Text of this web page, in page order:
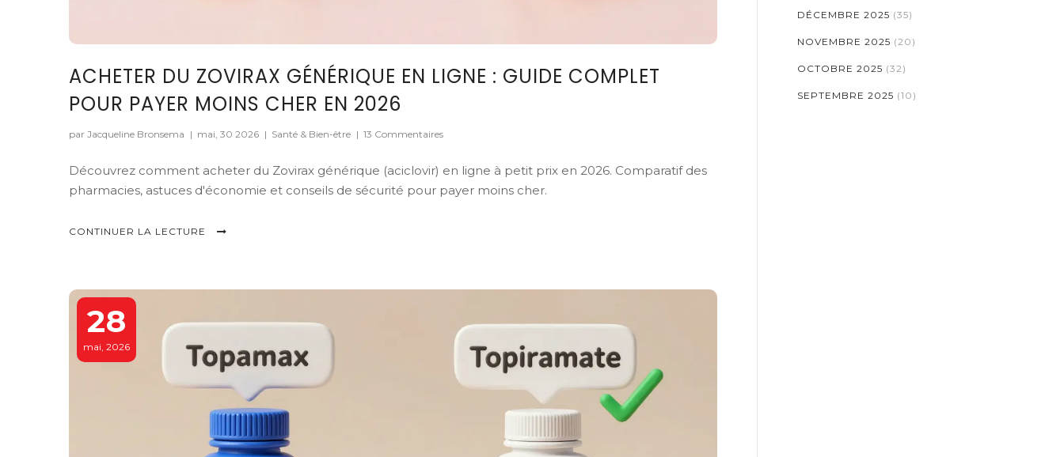
ACHETER DU ZOVIRAX GÉNÉRIQUE EN LIGNE : GUIDE COMPLET
POUR PAYER MOINS CHER EN 2026
par Jacqueline Bronsema | mai, 30 2026 | Santé & Bien-être | 13 Commentaires
Découvrez comment acheter du Zovirax générique (aciclovir) en ligne à petit prix en 2026. Comparatif des
pharmacies, astuces d'économie et conseils de sécurité pour payer moins cher.
CONTINUER LA LECTURE
28
mai, 2026
DÉCEMBRE 2025 (35)
NOVEMBRE 2025 (20)
OCTOBRE 2025 (32)
SEPTEMBRE 2025 (10)